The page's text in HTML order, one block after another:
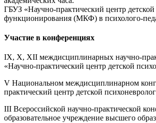
ГБУЗ «Научно-практический центр
функционирования (МКФ) в психолого-
Участие в конференциях
IX, X, XII междисциплинарных научно-
«Научно-практический центр детской
V Национальном междисциплинарном
практический центр детской
III Всероссийской научно-практической
образовательное учреждение высшего